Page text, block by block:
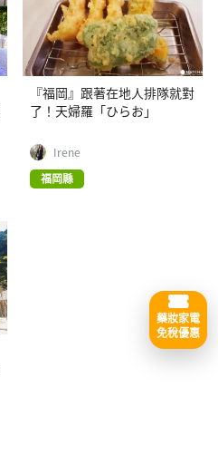
『福岡』跟著在地人排隊就對
了！天婦羅「ひらお」
Irene
福岡縣
藥妝家電
免稅優惠